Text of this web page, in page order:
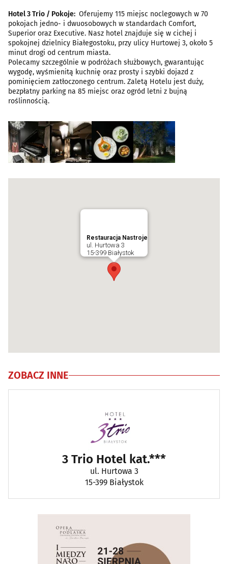
Hotel 3 Trio / Pokoje: Oferujemy 115 miejsc noclegowych w 70
pokojach jedno- i dwuosobowych w standardach Comfort,
Superior oraz Executive. Nasz hotel znajduje się w cichej i
spokojnej dzielnicy Białegostoku, przy ulicy Hurtowej 3, około 5
minut drogi od centrum miasta.
Polecamy szczególnie w podróżach służbowych, gwarantując
wygodę, wyśmienitą kuchnię oraz prosty i szybki dojazd z
pominięciem zatłoczonego centrum. Zaletą Hotelu jest duży,
bezpłatny parking na 85 miejsc oraz ogród letni z bujną
roślinnością.
Restauracja Nastroje
ul. Hurtowa 3
15-399 Białystok
ZOBACZ INNE
3 Trio Hotel kat.***
ul. Hurtowa 3
15-399 Białystok